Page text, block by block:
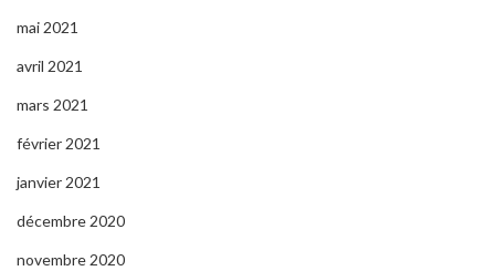
mai 2021
avril 2021
mars 2021
février 2021
janvier 2021
décembre 2020
novembre 2020